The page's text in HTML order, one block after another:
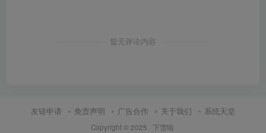
暂无评论内容
友链申请 免责声明 广告合作 关于我们 系统天堂
Copyright © 2025 · 下雪啦